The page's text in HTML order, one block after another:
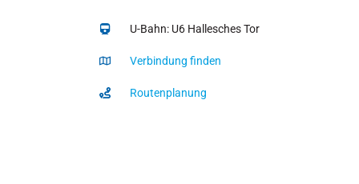
U-Bahn: U6 Hallesches Tor
Verbindung finden
Routenplanung